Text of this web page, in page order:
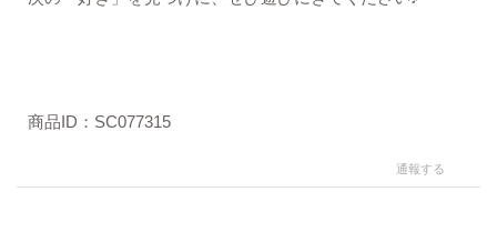
商品ID：SC077315
通報する